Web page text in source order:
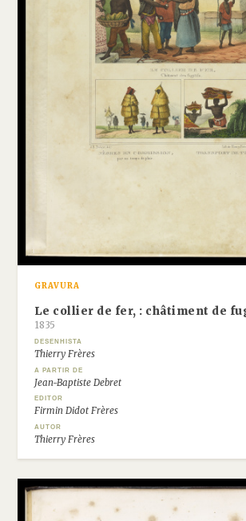
GRAVURA
Le collier de fer, : châtiment de
1835
DESENHISTA
Thierry Frères
A PARTIR DE
Jean-Baptiste Debret
EDITOR
Firmin Didot Frères
AUTOR
Thierry Frères